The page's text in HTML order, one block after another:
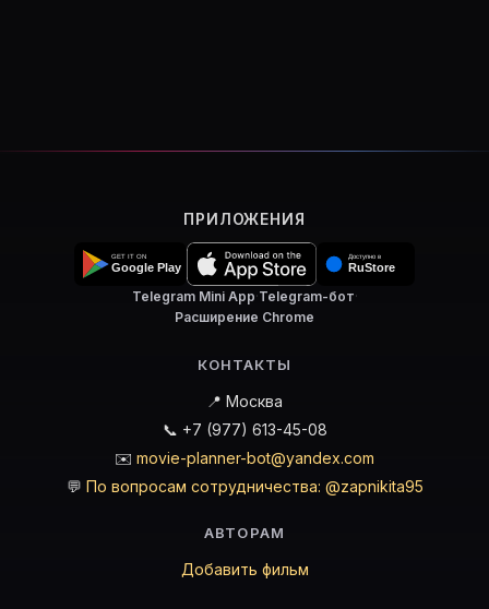
ПРИЛОЖЕНИЯ
Telegram Mini App·Telegram-бот·
Расширение Chrome
КОНТАКТЫ
📍 Москва
📞 +7 (977) 613-45-08
✉️ movie-planner-bot@yandex.com
💬 По вопросам сотрудничества: @zapnikita95
АВТОРАМ
Добавить фильм